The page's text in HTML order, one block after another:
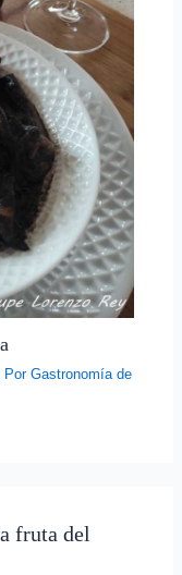
PorGastronomía de
fruta del